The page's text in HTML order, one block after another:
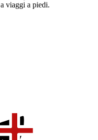
viaggi a piedi.